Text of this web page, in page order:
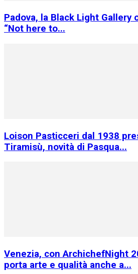
Padova, la Black Light Gallery
“Not here to...
Loison Pasticceri dal 1938
Tiramisù, novità di Pasqua...
Venezia, con ArchichefNight
porta arte e qualità anche a...